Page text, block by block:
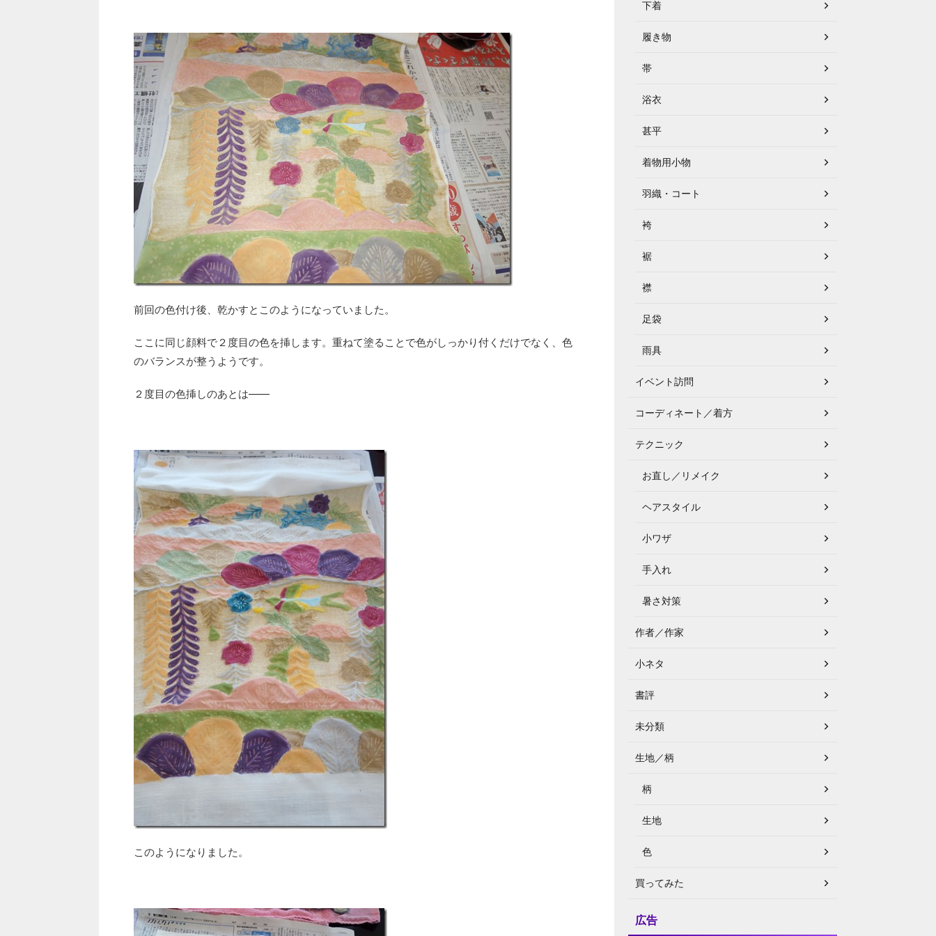
前回の色付け後、乾かすとこのようになっていました。
ここに同じ顔料で２度目の色を挿します。重ねて塗ることで色がしっかり付くだけでなく、色
のバランスが整うようです。
２度目の色挿しのあとは――
このようになりました。
下着
履き物
帯
浴衣
甚平
着物用小物
羽織・コート
袴
裾
襟
足袋
雨具
イベント訪問
コーディネート／着方
テクニック
お直し／リメイク
ヘアスタイル
小ワザ
手入れ
暑さ対策
作者／作家
小ネタ
書評
未分類
生地／柄
柄
生地
色
買ってみた
広告